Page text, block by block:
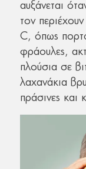
αυξάνεται
τον
C, όπως
φράουλες,
πλούσια σε
λαχανάκια
πράσινες και